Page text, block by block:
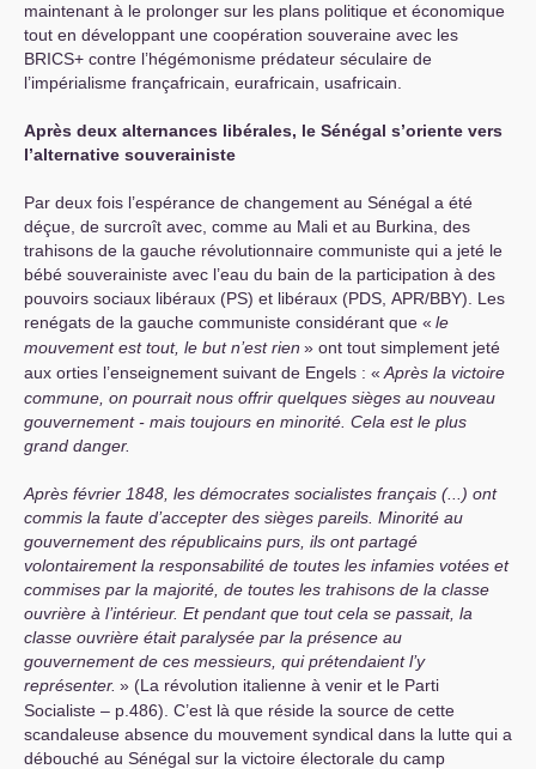
maintenant à le prolonger sur les plans politique et économique
tout en développant une coopération souveraine avec les
BRICS+ contre l’hégémonisme prédateur séculaire de
l’impérialisme françafricain, eurafricain, usafricain.
Après deux alternances libérales, le Sénégal s’oriente vers
l’alternative souverainiste
Par deux fois l’espérance de changement au Sénégal a été
déçue, de surcroît avec, comme au Mali et au Burkina, des
trahisons de la gauche révolutionnaire communiste qui a jeté le
bébé souverainiste avec l’eau du bain de la participation à des
pouvoirs sociaux libéraux (PS) et libéraux (PDS APR/BBY). Les
renégats de la gauche communiste considérant que « le
mouvement est tout, le but n’est rien » ont tout simplement jeté
aux orties l’enseignement suivant de Engels : « Après la victoire
commune, on pourrait nous offrir quelques sièges au nouveau
gouvernement - mais toujours en minorité. Cela est le plus
grand danger.
Après février 1848, les démocrates socialistes français (...) ont
commis la faute d’accepter des sièges pareils. Minorité au
gouvernement des républicains purs, ils ont partagé
volontairement la responsabilité de toutes les infamies votées et
commises par la majorité, de toutes les trahisons de la classe
ouvrière à l’intérieur. Et pendant que tout cela se passait, la
classe ouvrière était paralysée par la présence au
gouvernement de ces messieurs, qui prétendaient l’y
représenter. » (La révolution italienne à venir et le Parti
Socialiste – p.486). C’est là que réside la source de cette
scandaleuse absence du mouvement syndical dans la lutte qui a
débouché au Sénégal sur la victoire électorale du camp